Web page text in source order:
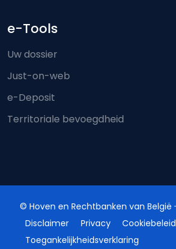
e-Tools
Uw dossier
Just-on-web
e-Deposit
Territoriale bevoegdheid
© Hoven en Rechtbanken van België
Disclaimer
Privacy
Cookiebeleid
Toegankelijkheidsverklaring